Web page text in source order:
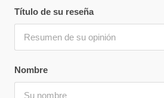
Nombre
Título de su reseña